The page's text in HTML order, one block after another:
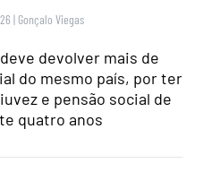
| Gonçalo Viegas
devolver mais de
do mesmo país, por ter
e pensão social de
quatro anos